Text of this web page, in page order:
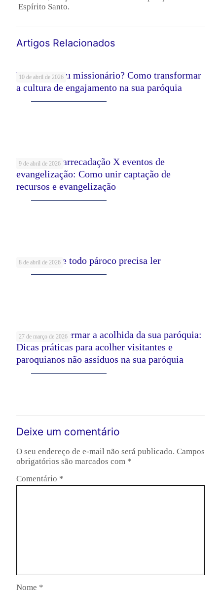
Espírito Santo.
Artigos Relacionados
10 de abril de 2026
Voluntário ou missionário? Como transformar
a cultura de engajamento na sua paróquia
9 de abril de 2026
Eventos de arrecadação X eventos de
evangelização: Como unir captação de
recursos e evangelização
8 de abril de 2026
5 Livros que todo pároco precisa ler
27 de março de 2026
Como transformar a acolhida da sua paróquia:
Dicas práticas para acolher visitantes e
paroquianos não assíduos na sua paróquia
Deixe um comentário
O seu endereço de e-mail não será publicado. Campos
obrigatórios são marcados com *
Comentário *
Nome *